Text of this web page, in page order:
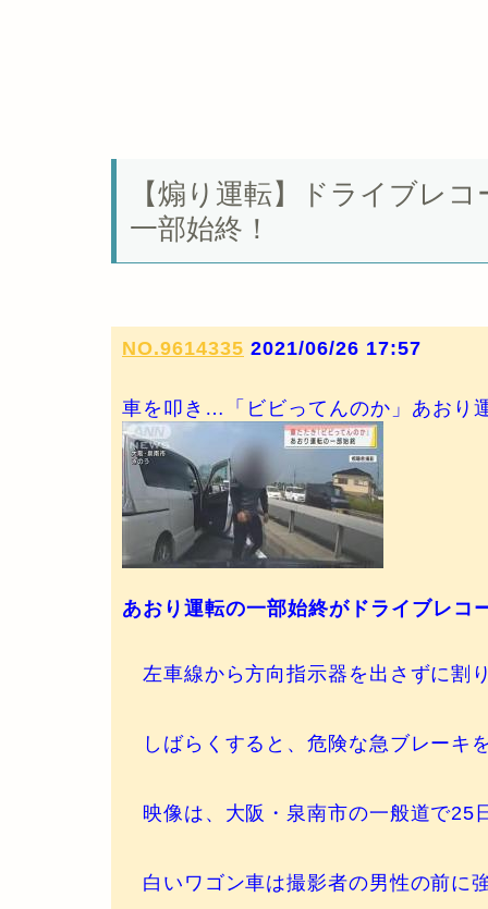
【煽り運転】ドライブレ
一部始終！
NO.9614335 2021/06/26 17:57
車を叩き…「ビビってんのか」あおり
あおり運転の一部始終がドライブレコ
左車線から方向指示器を出さずに割
しばらくすると、危険な急ブレーキ
映像は、大阪・泉南市の一般道で25
白いワゴン車は撮影者の男性の前に